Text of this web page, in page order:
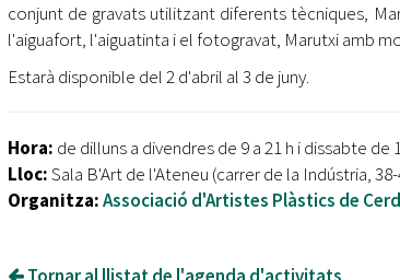
L’Ajuntament reparteix ulleres gratuïtes per
l'eclipsi solar
conjunt de gravats utilitzant diferents tècniques,
l'aiguafort, l'aiguatinta i el fotogravat, Marutxi amb
Estarà disponible del 2 d'abril al 3 de juny.
Hora: de dilluns a divendres de 9 a 21 h i dissabte de
Lloc:Sala B'Art de l'Ateneu (carrer de la Indústria, 38-
Organitza:Associació d'Artistes Plàstics de